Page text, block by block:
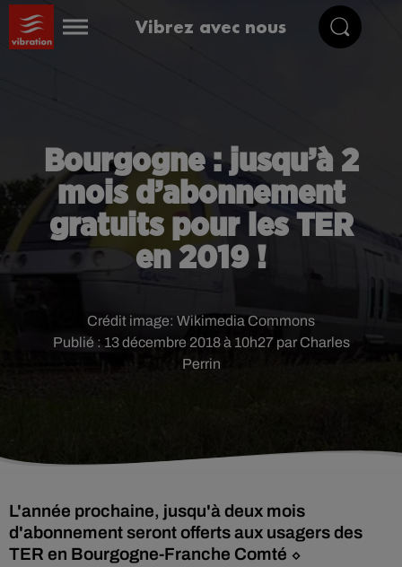
Vibrez avec nous
Bourgogne : jusqu’à 2
mois d’abonnement
gratuits pour les TER
en 2019 !
Publié : 13 décembre 2018 à 10h27 par Charles
Perrin
Crédit image: Wikimedia Commons
L'année prochaine, jusqu'à deux mois
d'abonnement seront offerts aux usagers des
TER en Bourgogne-Franche Comté ⬦